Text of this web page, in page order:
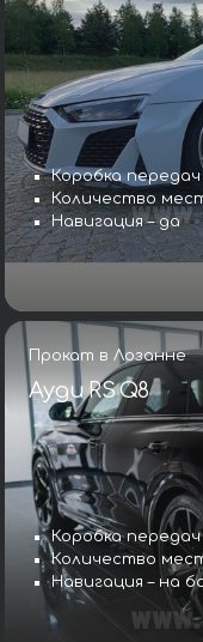
Коробка
Количество
Навигация – да
Прокат в Лозанне
Ауди RS Q8
Коробка
Количество
Навигация – на